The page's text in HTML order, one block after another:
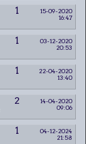
1
15-09-2020
16:47
1
03-12-2020
20:53
1
22-04-2020
13:40
2
14-04-2020
09:06
1
04-12-2024
21:58